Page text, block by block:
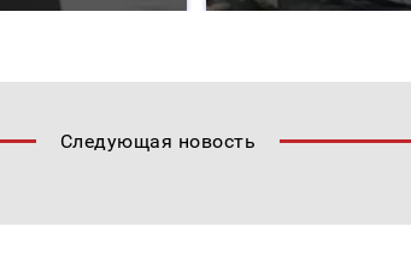
Следующая новость